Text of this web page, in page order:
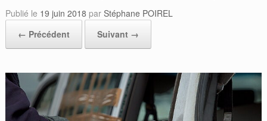
Publié le 19 juin 2018 par Stéphane POIREL
← Précédent
Suivant →